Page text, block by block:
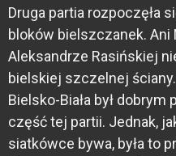
Druga partia rozpoczęła
bloków bielszczanek. Ani
Aleksandrze Rasińskiej
bielskiej szczelnej ściany.
Bielsko-Biała był
część tej partii. Jednak,
siatkówce bywa, była to